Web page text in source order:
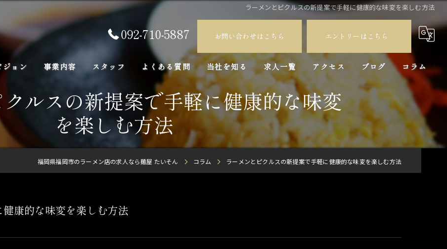
ラーメンとピクルスの新提案で手軽に健康的な味変を楽しむ方法
092-710-5887 お問い合わせはこちら エントリーはこちら
ジョン 事業内容 スタッフ よくある質問 当社を知る
正社員
求人
アルバイト
未経験
求人一覧 アクセス ブログ コラム
ルスの新提案で手軽に健康的な味変
を楽しむ方法
福岡県福岡市のラーメン店の求人なら麺屋 たいそん コラム ラーメンとピクルスの新提案で手軽に健康的な味変を楽しむ方法
康的な味変を楽しむ方法